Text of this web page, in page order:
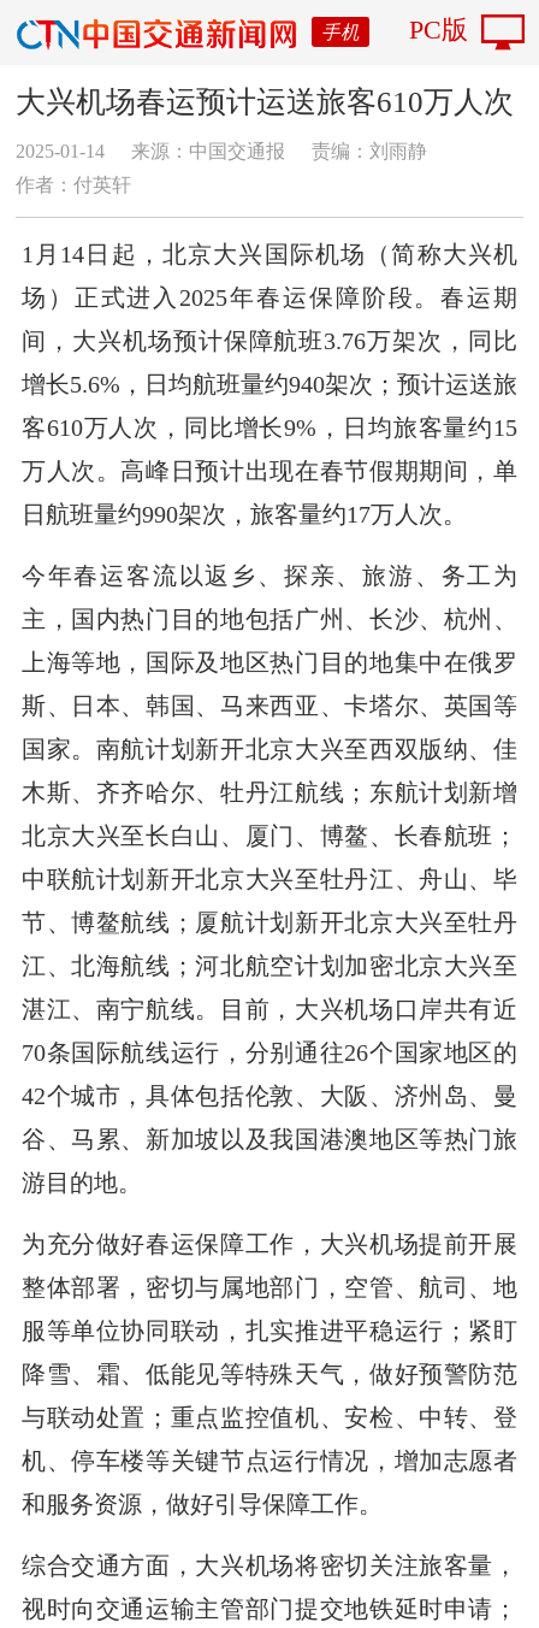
手机 PC版
大兴机场春运预计运送旅客610万人次
2025-01-14 来源：中国交通报
责编：刘雨静
作者：付英轩
1月14日起，北京大兴国际机场（简称大兴机
场）正式进入2025年春运保障阶段。春运期
间，大兴机场预计保障航班3.76万架次，同比
增长5.6%，日均航班量约940架次；预计运送旅
客610万人次，同比增长9%，日均旅客量约15
万人次。高峰日预计出现在春节假期期间，单
日航班量约990架次，旅客量约17万人次。
今年春运客流以返乡、探亲、旅游、务工为
主，国内热门目的地包括广州、长沙、杭州、
上海等地，国际及地区热门目的地集中在俄罗
斯、日本、韩国、马来西亚、卡塔尔、英国等
国家。南航计划新开北京大兴至西双版纳、佳
木斯、齐齐哈尔、牡丹江航线；东航计划新增
北京大兴至长白山、厦门、博鳌、长春航班；
中联航计划新开北京大兴至牡丹江、舟山、毕
节、博鳌航线；厦航计划新开北京大兴至牡丹
江、北海航线；河北航空计划加密北京大兴至
湛江、南宁航线。目前，大兴机场口岸共有近
70条国际航线运行，分别通往26个国家地区的
42个城市，具体包括伦敦、大阪、济州岛、曼
谷、马累、新加坡以及我国港澳地区等热门旅
游目的地。
为充分做好春运保障工作，大兴机场提前开展
整体部署，密切与属地部门，空管、航司、地
服等单位协同联动，扎实推进平稳运行；紧盯
降雪、霜、低能见等特殊天气，做好预警防范
与联动处置；重点监控值机、安检、中转、登
机、停车楼等关键节点运行情况，增加志愿者
和服务资源，做好引导保障工作。
综合交通方面，大兴机场将密切关注旅客量，
视时向交通运输主管部门提交地铁延时申请；